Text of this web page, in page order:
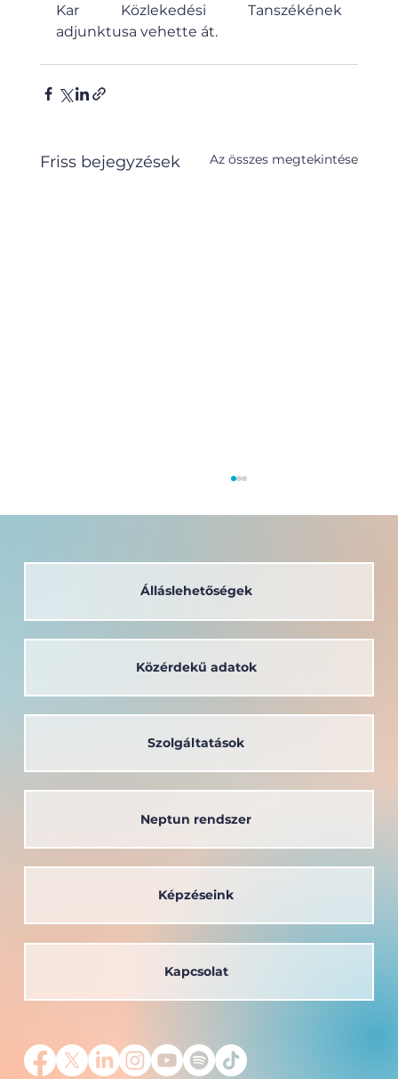
Kar Közlekedési Tanszékének
adjunktusa vehette át.
Friss bejegyzések Az összes megtekintése
Álláslehetőségek
Neptun rendszer
Szolgáltatások
Kapcsolat
Közérdekű adatok
Képzéseink